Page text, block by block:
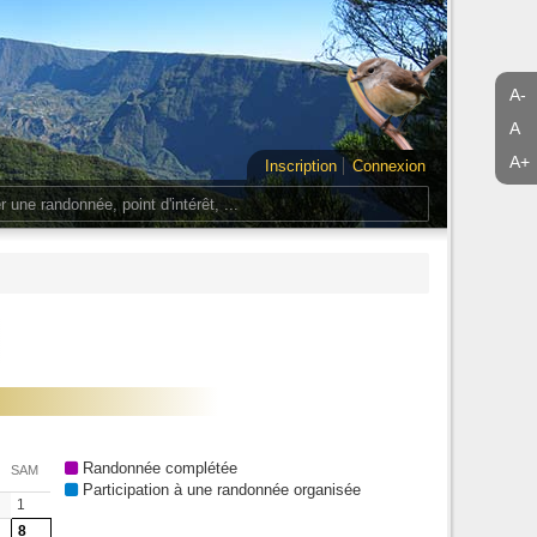
A-
A
A+
Inscription
Connexion
SAM
1
8
Randonnée complétée
Participation à une randonnée organisée